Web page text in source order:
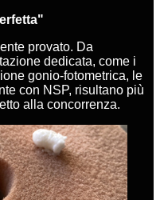
provato. Da
dedicata, come i
gonio-fotometrica, le
con NSP, risultano più
alla concorrenza.